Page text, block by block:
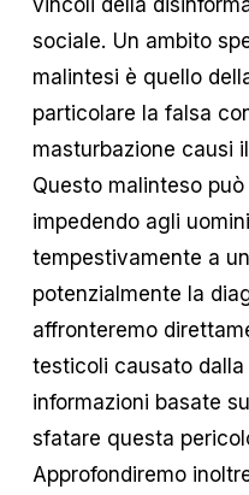
sociale. Un ambito
malintesi è quello
particolare la falsa
masturbazione causi
Questo malinteso
impedendo agli
tempestivamente a
potenzialmente la
affronteremo
testicoli causato
informazioni basate
sfatare questa
Approfondiremo